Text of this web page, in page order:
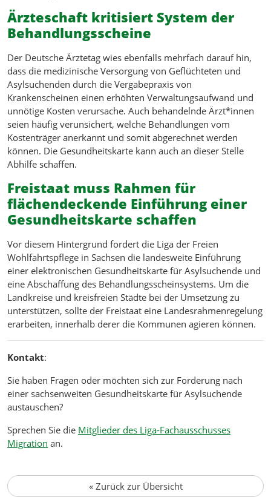
Ärzteschaft kritisiert System der
Behandlungsscheine
Der Deutsche Ärztetag wies ebenfalls mehrfach darauf hin,
dass die medizinische Versorgung von Geflüchteten und
Asylsuchenden durch die Vergabepraxis von
Krankenscheinen einen erhöhten Verwaltungsaufwand und
unnötige Kosten verursache. Auch behandelnde Ärzt*innen
seien häufig verunsichert, welche Behandlungen vom
Kostenträger anerkannt und somit abgerechnet werden
können. Die Gesundheitskarte kann auch an dieser Stelle
Abhilfe schaffen.
Freistaat muss Rahmen für
flächendeckende Einführung einer
Gesundheitskarte schaffen
Vor diesem Hintergrund fordert die Liga der Freien
Wohlfahrtspflege in Sachsen die landesweite Einführung
einer elektronischen Gesundheitskarte für Asylsuchende und
eine Abschaffung des Behandlungsscheinsystems. Um die
Landkreise und kreisfreien Städte bei der Umsetzung zu
unterstützen, sollte der Freistaat eine Landesrahmenregelung
erarbeiten, innerhalb derer die Kommunen agieren können.
Kontakt:
Sie haben Fragen oder möchten sich zur Forderung nach
einer sachsenweiten Gesundheitskarte für Asylsuchende
austauschen?
Sprechen Sie die Mitglieder des Liga-Fachausschusses
Migration an.
«Zurück zur Übersicht